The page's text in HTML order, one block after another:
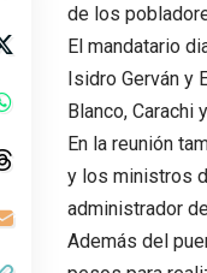
de los
El mandatario
Isidro Gerván y
Blanco,
En la reunión
y los ministros
administrador
Además del